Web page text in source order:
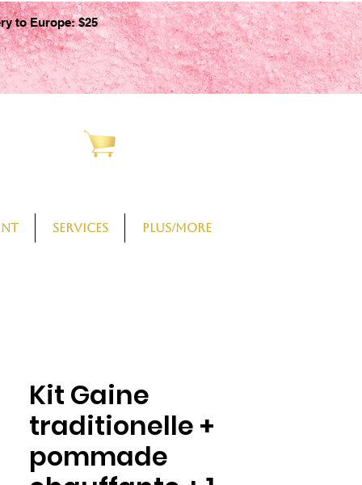
to Europe: $25
Services PLUS/More
Kit Gaine
traditionelle +
pommade